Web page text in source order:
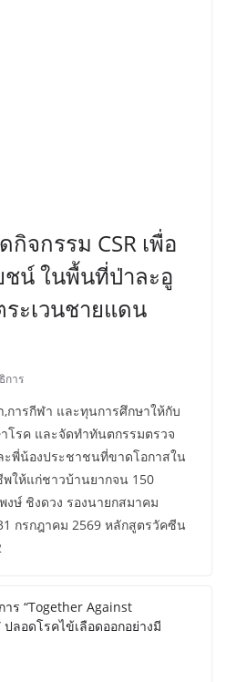
จกรรม CSR เพื่อ
น์ ในพื้นที่ป่าละอู
ระเวนชายแดน
การ
ารกีฬา และทุนการศึกษาให้กับ
โรค และจัดทำทันตกรรมตรวจ
พี่น้องประชาชนที่ขาดโอกาสใน
ให้แก่ชาวบ้านยากจน 150
งษ์ ชิงดวง รองนายกสมาคม
กรกฎาคม 2569 หลักสูตรวัคซีน
าร “Together Against
ปลอดโรคไข้เลือดออกอย่างมี